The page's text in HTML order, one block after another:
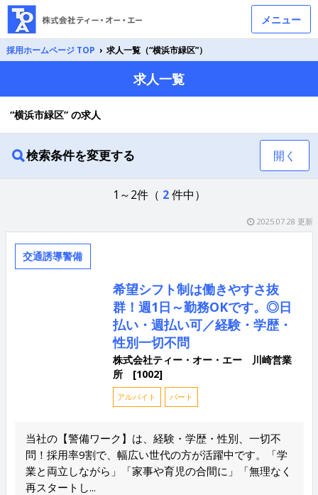
メニュー
採用ホームページ TOP › 求人一覧（“横浜市緑区”）
求人一覧
“横浜市緑区” の求人
検索条件を変更する 開く
1～2件（ 2 件中）
2025.07.28 更新
交通誘導警備
希望シフト制は働きやすさ抜
群！週1日～勤務OKです。◎日
払い・週払い可／経験・学歴・
性別一切不問
株式会社ティー・オー・エー 川崎営業
所 [1002]
アルバイト パート
当社の【警備ワーク】は、経験・学歴・性別、一切不
問！採用率9割で、幅広い世代の方が活躍中です。「学
業と両立しながら」「家事や育児の合間に」「無理なく
再スタートし...